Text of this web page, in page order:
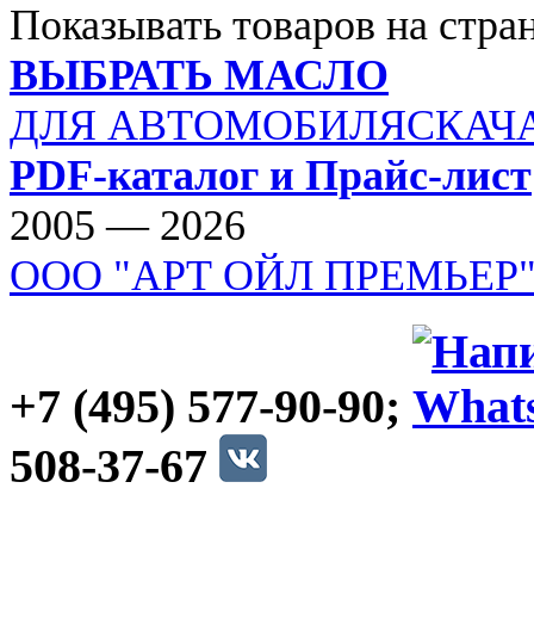
Показывать товаров на
ВЫБРАТЬ МАСЛО
ДЛЯ АВТОМОБИЛЯ
PDF-каталог и Прайс-лист
2005 — 2026
ООО "АРТ ОЙЛ
+7 (495) 577-90-90;
508-37-67